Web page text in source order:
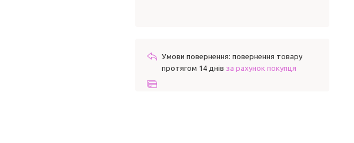
повернення товару
протягом 14 днів за рахунок покупця